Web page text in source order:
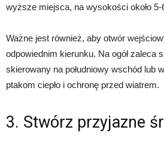
wyższe miejsca, na wysokości około 5-
Ważne jest również, aby otwór
odpowiednim kierunku. Na ogół zaleca
skierowany na południowy wschód lub
ptakom ciepło i ochronę przed wiatrem.
3. Stwórz przyjazne